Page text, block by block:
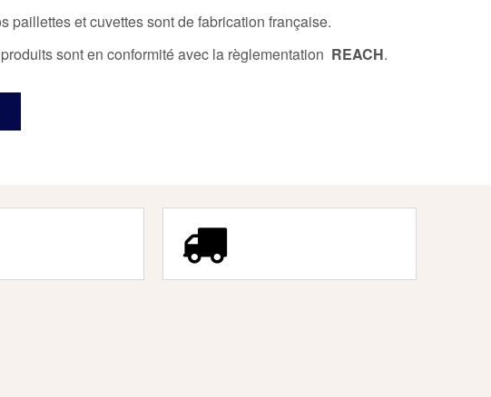
paillettes et cuvettes sont de fabrication française.
sont en conformité avec la règlementation REACH.